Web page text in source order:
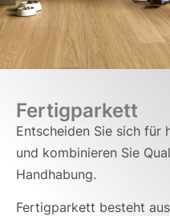
Fertigparkett
Entscheiden Sie sich
und kombinieren Sie
Handhabung.
Fertigparkett besteht